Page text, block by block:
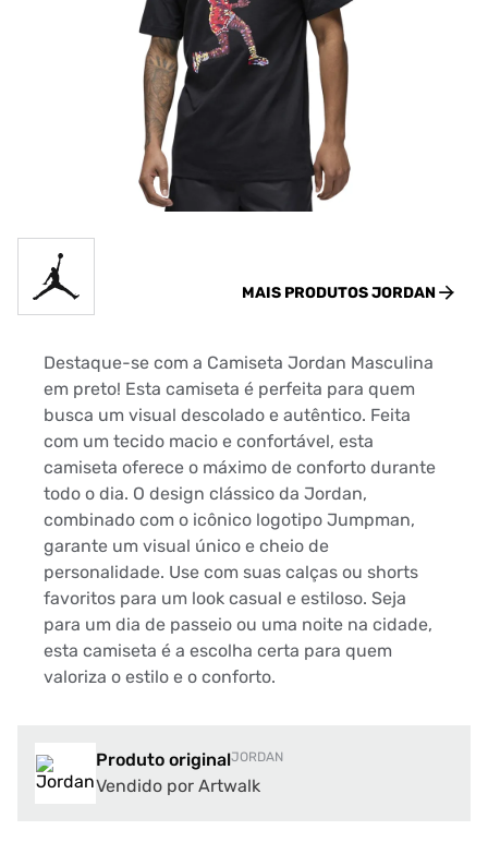
MAIS PRODUTOSJORDAN
Destaque-se com a Camiseta Jordan Masculina
em preto! Esta camiseta é perfeita para quem
busca um visual descolado e autêntico. Feita
com um tecido macio e confortável, esta
camiseta oferece o máximo de conforto durante
todo o dia. O design clássico da Jordan,
combinado com o icônico logotipo Jumpman,
garante um visual único e cheio de
personalidade. Use com suas calças ou shorts
favoritos para um look casual e estiloso. Seja
para um dia de passeio ou uma noite na cidade,
esta camiseta é a escolha certa para quem
valoriza o estilo e o conforto.
Produto originalJORDAN
Vendido por Artwalk